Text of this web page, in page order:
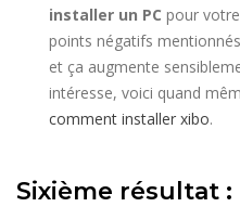
installer un PC pour
points négatifs
et ça augmente
intéresse, voici quand
comment installer xibo.
Sixième résultat